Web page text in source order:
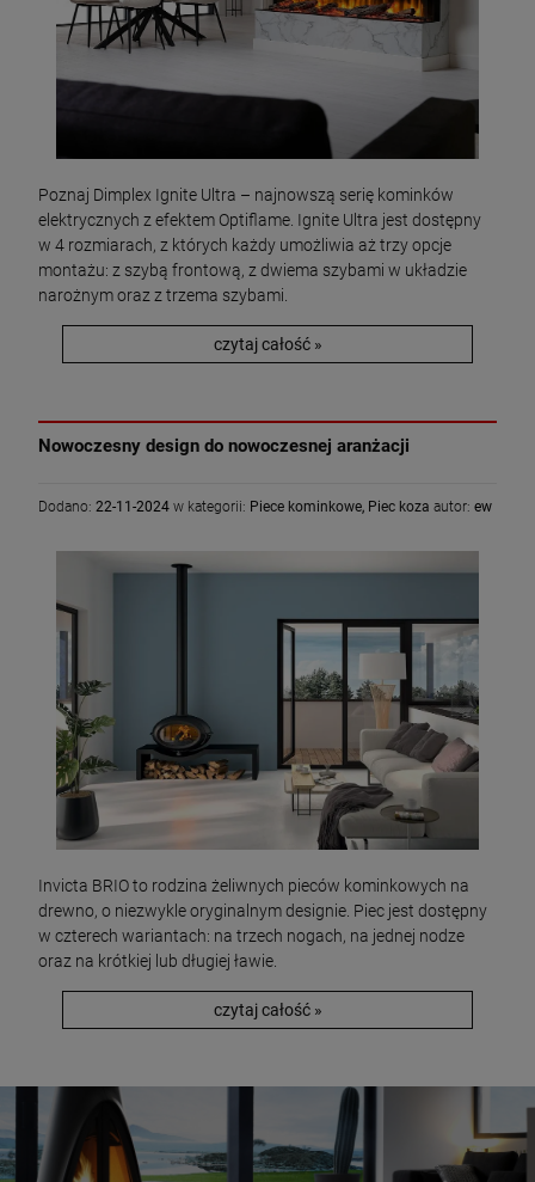
Poznaj Dimplex Ignite Ultra – najnowszą serię kominków
elektrycznych z efektem Optiflame. Ignite Ultra jest dostępny
w 4 rozmiarach, z których każdy umożliwia aż trzy opcje
montażu: z szybą frontową, z dwiema szybami w układzie
narożnym oraz z trzema szybami.
czytaj całość »
Nowoczesny design do nowoczesnej aranżacji
Dodano: 22-11-2024 w kategorii: Piece kominkowe, Piec koza autor: ew
Invicta BRIO to rodzina żeliwnych pieców kominkowych na
drewno, o niezwykle oryginalnym designie. Piec jest dostępny
w czterech wariantach: na trzech nogach, na jednej nodze
oraz na krótkiej lub długiej ławie.
czytaj całość »